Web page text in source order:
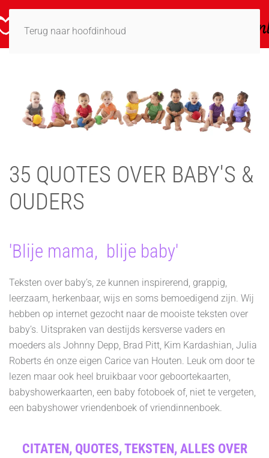
Terug naar hoofdinhoud
35 QUOTES OVER BABY'S &
OUDERS
'Blije mama, blije baby'
Teksten over baby’s, ze kunnen inspirerend, grappig,
leerzaam, herkenbaar, wijs en soms bemoedigend zijn. Wij
hebben op internet gezocht naar de mooiste teksten over
baby’s. Uitspraken van destijds kersverse vaders en
moeders als Johnny Depp, Brad Pitt, Kim Kardashian, Julia
Roberts én onze eigen Carice van Houten. Leuk om door te
lezen maar ook heel bruikbaar voor geboortekaarten,
babyshowerkaarten, een baby fotoboek of, niet te vergeten,
een babyshower vriendenboek of vriendinnenboek.
CITATEN, QUOTES, TEKSTEN, ALLES OVER